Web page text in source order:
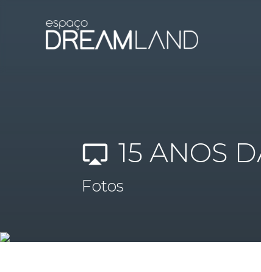
airplay 15 ANOS
Fotos